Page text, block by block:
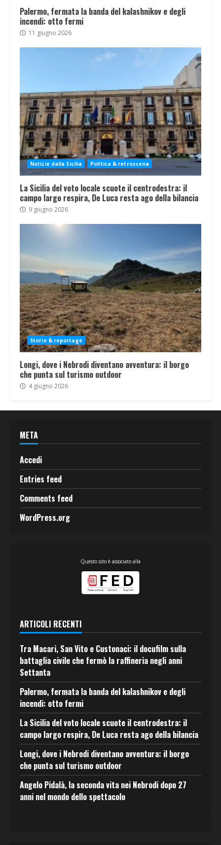
Palermo, fermata la banda del kalashnikov e degli
incendi: otto fermi
11 giugno 2026
Notizie dalla Sicilia Politica & retroscena
La Sicilia del voto locale scuote il centrodestra: il
campo largo respira, De Luca resta ago della bilancia
9 giugno 2026
Storie & reportage
Longi, dove i Nebrodi diventano avventura: il borgo
che punta sul turismo outdoor
4 giugno 2026
META
Accedi
Entries feed
Comments feed
WordPress.org
Questo sito è associato alla
ARTICOLI RECENTI
Tra Macari, San Vito e Custonaci: il docufilm sulla
battaglia civile che fermò la raffineria negli anni
Settanta
Palermo, fermata la banda del kalashnikov e degli
incendi: otto fermi
La Sicilia del voto locale scuote il centrodestra: il
campo largo respira, De Luca resta ago della bilancia
Longi, dove i Nebrodi diventano avventura: il borgo
che punta sul turismo outdoor
Angelo Pidalà, la seconda vita nei Nebrodi dopo 27
anni nel mondo dello spettacolo